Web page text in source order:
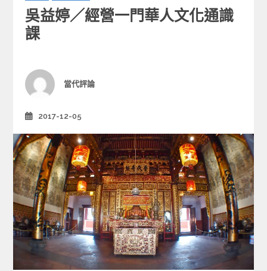
a
t
e
g
i
e
吳益婷／經營一門華人文化通識
課
Author
當代評論
2017-12-05